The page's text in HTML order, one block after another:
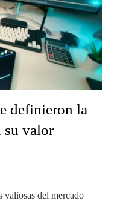
definieron la
su valor
valiosas del mercado